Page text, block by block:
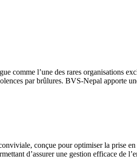
comme l’une des rares organisations
par brûlures. BVS-Nepal apporte
conçue pour optimiser la prise
d’assurer une gestion efficace de